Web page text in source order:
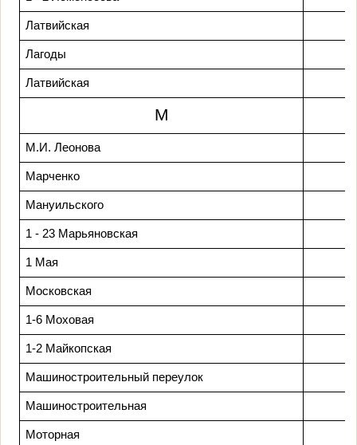
Латвийская
Лагоды
Латвийская
М
М.И. Леонова
Марченко
Мануильского
1 - 23 Марьяновская
1 Мая
Московская
1-6 Моховая
1-2 Майкопская
Машиностроительный переулок
Машиностроительная
Моторная